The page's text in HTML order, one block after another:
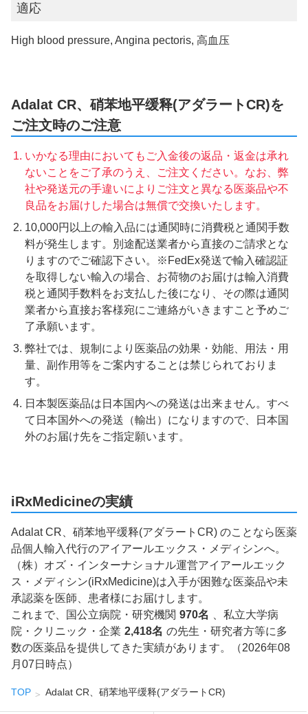
適応
High blood pressure, Angina pectoris, 高血压
Adalat CR、硝苯地平缓释(アダラートCR)を
ご注文時のご注意
いかなる理由においてもご入金後の返品・返金は承れ
ないことをご了承のうえ、ご注文ください。なお、弊
社や発送元の手違いによりご注文と異なる医薬品や不
良品をお届けした場合は無償で交換いたします。
10,000円以上の輸入品には通関時に消費税と通関手数
料が発生します。別途配送業者から直接のご請求とな
りますのでご確認下さい。※FedEx発送で輸入確認証
を取得しない輸入の場合、お荷物のお届けは輸入消費
税と通関手数料をお支払した後になり、その際は通関
業者から直接お客様宛にご連絡がいきますこと予めご
了承願います。
弊社では、規制により医薬品の効果・効能、用法・用
量、副作用等をご案内することは禁じられておりま
す。
日本製医薬品は日本国内への発送は出来ません。すべ
て日本国外への発送（輸出）になりますので、日本国
外のお届け先をご指定願います。
iRxMedicineの実績
Adalat CR、硝苯地平缓释(アダラートCR) のことなら医薬
品個人輸入代行のアイアールエックス・メディシンへ。
（株）オズ・インターナショナル運営アイアールエック
ス・メディシン(iRxMedicine)は入手が困難な医薬品や未
承認薬を医師、患者様にお届けします。
これまで、国公立病院・研究機関 970名
、私立大学病
院・クリニック・企業 2,418名 の先生・研究者方等に多
数の医薬品を提供してきた実績があります。（2026年08
月07日時点）
TOP Adalat CR、硝苯地平缓释(アダラートCR)